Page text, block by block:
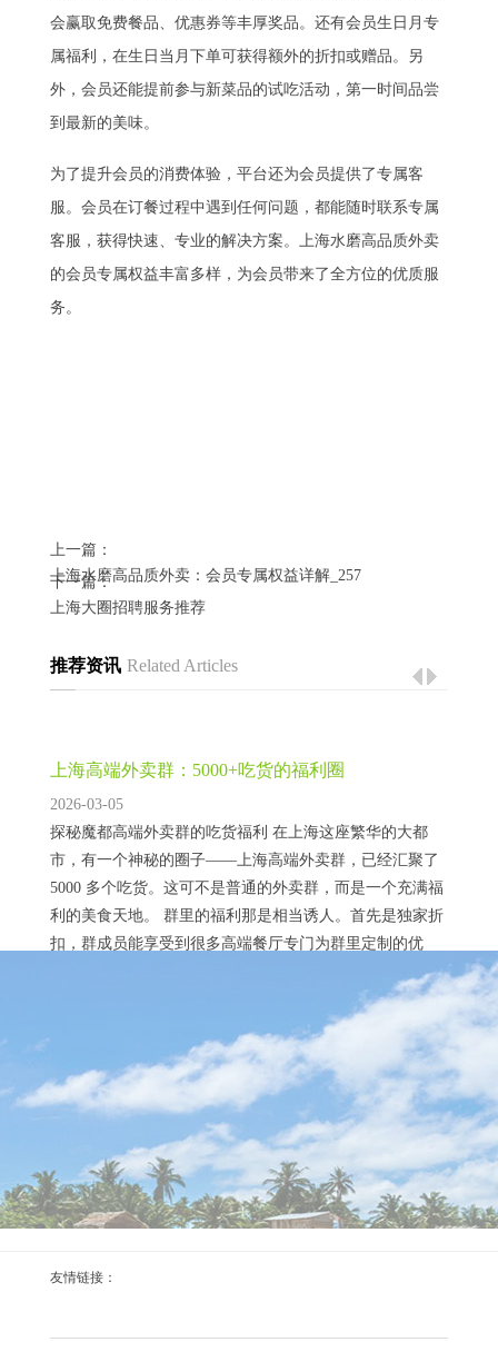
会赢取免费餐品、优惠券等丰厚奖品。还有会员生日月专
属福利，在生日当月下单可获得额外的折扣或赠品。另
外，会员还能提前参与新菜品的试吃活动，第一时间品尝
到最新的美味。
为了提升会员的消费体验，平台还为会员提供了专属客
服。会员在订餐过程中遇到任何问题，都能随时联系专属
客服，获得快速、专业的解决方案。上海水磨高品质外卖
的会员专属权益丰富多样，为会员带来了全方位的优质服
务。
上一篇：
上海水磨高品质外卖：会员专属权益详解_257
下一篇：
上海大圈招聘服务推荐
推荐资讯 Related Articles
上海高端外卖群：5000+吃货的福利圈
2026-03-05
探秘魔都高端外卖群的吃货福利 在上海这座繁华的大都
市，有一个神秘的圈子——上海高端外卖群，已经汇聚了
5000 多个吃货。这可不是普通的外卖群，而是一个充满福
利的美食天地。 群里的福利那是相当诱人。首先是独家折
扣，群成员能享受到很多高端餐厅专门为群里定制的优
高，但在群里，能拿到七折甚至更低的折扣。这对于喜欢
品尝高端美食的吃货来说，简直是天大的好事。还...
上海大圈ww经纪人：牵线搭桥的神秘角色
揭秘上海大圈WW经纪人的神秘角色 在上海的商业与社交
网络中，存在着一群特殊的人物——大圈WW经纪人。他
们犹如隐藏在幕后的神秘推手，承担着牵线搭桥的重要使
命。这些经纪人活跃于各种领域，从高端商务合作到小众
文化交流，他们凭借着广泛的人脉资源和敏锐的市场洞察
力，为不同需求的客户搭建起沟通的桥梁。 大圈WW经纪
合作机会。通过对市场动态的深入研究和对客户需求...
友情链接：